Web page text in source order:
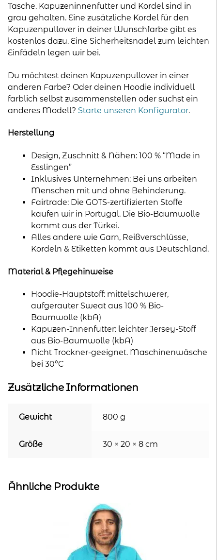
Tasche. Kapuzeninnenfutter und Kordel sind in
grau gehalten. Eine zusätzliche Kordel für den
Kapuzenpullover in deiner Wunschfarbe gibt es
kostenlos dazu. Eine Sicherheitsnadel zum leichten
Einfädeln legen wir bei.
Du möchtest deinen Kapuzenpullover in einer
anderen Farbe? Oder deinen Hoodie individuell
farblich selbst zusammenstellen oder suchst ein
anderes Modell? Starte unseren Konfigurator.
Herstellung
Design, Zuschnitt & Nähen: 100 % “Made in
Esslingen”
Inklusives Unternehmen: Bei uns arbeiten
Menschen mit und ohne Behinderung.
Fairtrade: Die GOTS-zertifizierten Stoffe
kaufen wir in Portugal. Die Bio-Baumwolle
kommt aus der Türkei.
Alles andere wie Garn, Reißverschlüsse,
Kordeln & Etiketten kommt aus Deutschland.
Material & Pflegehinweise
Hoodie-Hauptstoff: mittelschwerer,
aufgerauter Sweat aus 100 % Bio-
Baumwolle (kbA)
Kapuzen-Innenfutter: leichter Jersey-Stoff
aus Bio-Baumwolle (kbA)
Nicht Trockner-geeignet. Maschinenwäsche
bei 30°C
Zusätzliche Informationen
Gewicht 800 g
Größe 30 × 20 × 8 cm
Ähnliche Produkte